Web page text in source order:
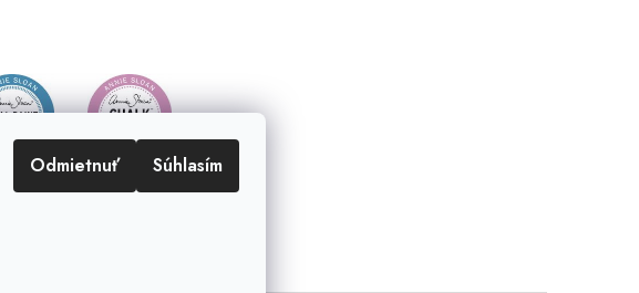
Odmietnuť Súhlasím